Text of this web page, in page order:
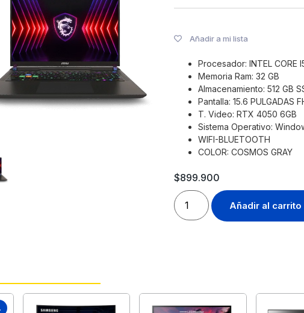
Añadir a mi lista
Procesador: INTEL CORE
Memoria Ram: 32 GB
Almacenamiento: 512 GB
Pantalla: 15.6 PULGADAS
T. Video: RTX 4050 6GB
Sistema Operativo:
WIFI-BLUETOOTH
COLOR: COSMOS GRAY
$899.900
Añadir al carrito